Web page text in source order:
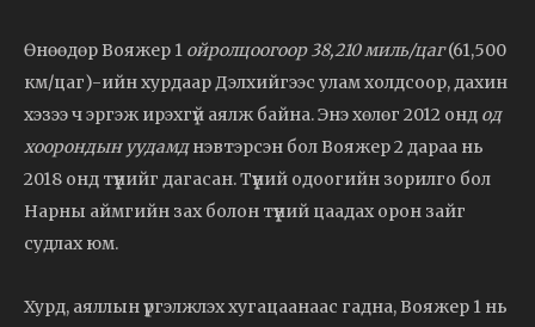
Өнөөдөр Вояжер 1 ойролцоогоор 38,210 миль/цаг(61,500
км/цаг)-ийн хурдаар Дэлхийгээс улам холдсоор, дахин
хэзээ ч эргэж ирэхгүй аялж байна. Энэ хөлөг 2012 онд од
хоорондын уудамднэвтэрсэн бол Вояжер 2 дараа нь
2018 онд түүнийг дагасан. Түүний одоогийн зорилго бол
Нарны аймгийн зах болон түүний цаадах орон зайг
судлах юм.
Хурд, аяллын үргэлжлэх хугацаанаас гадна, Вояжер 1 нь